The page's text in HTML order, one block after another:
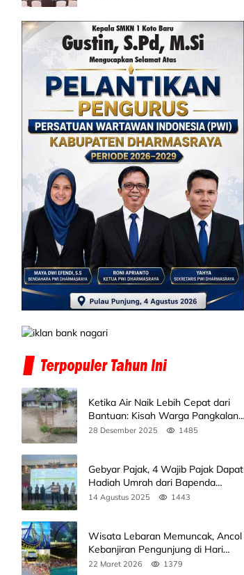
Ketika Air Naik Lebih Cepat dari
Bantuan: Kisah Warga Pangkalan
Koto Baru Bertahan di Tengah
28 Desember 2025 1485
Gebyar Pajak, 4 Wajib Pajak Dapat
Hadiah Umrah dari Bapenda
Sumbar
14 Agustus 2025 1443
Wisata Lebaran Memuncak, Ancol
Kebanjiran Pengunjung di Hari
Kedua
22 Maret 2026 1379